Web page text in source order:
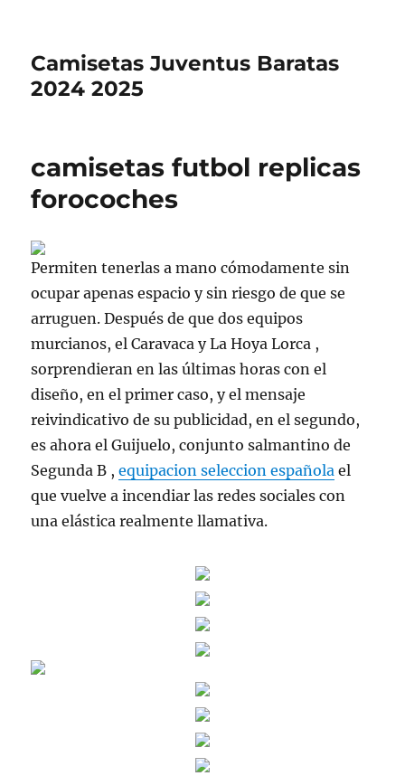
Camisetas Juventus Baratas
2024 2025
camisetas futbol replicas
forocoches
Permiten tenerlas a mano cómodamente sin
ocupar apenas espacio y sin riesgo de que se
arruguen. Después de que dos equipos
murcianos, el Caravaca y La Hoya Lorca ,
sorprendieran en las últimas horas con el
diseño, en el primer caso, y el mensaje
reivindicativo de su publicidad, en el segundo,
es ahora el Guijuelo, conjunto salmantino de
Segunda B ,equipacion seleccion española el
que vuelve a incendiar las redes sociales con
una elástica realmente llamativa.